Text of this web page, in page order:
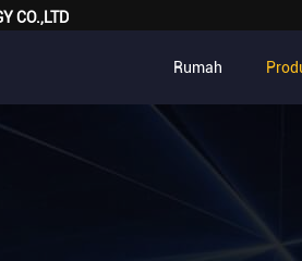
CO.,LTD
Rumah